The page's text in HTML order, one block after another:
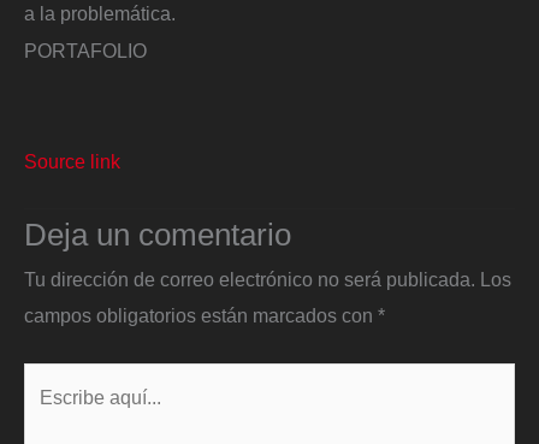
a la problemática.
PORTAFOLIO
Source link
Deja un comentario
Tu dirección de correo electrónico no será publicada.
Los
campos obligatorios están marcados con *